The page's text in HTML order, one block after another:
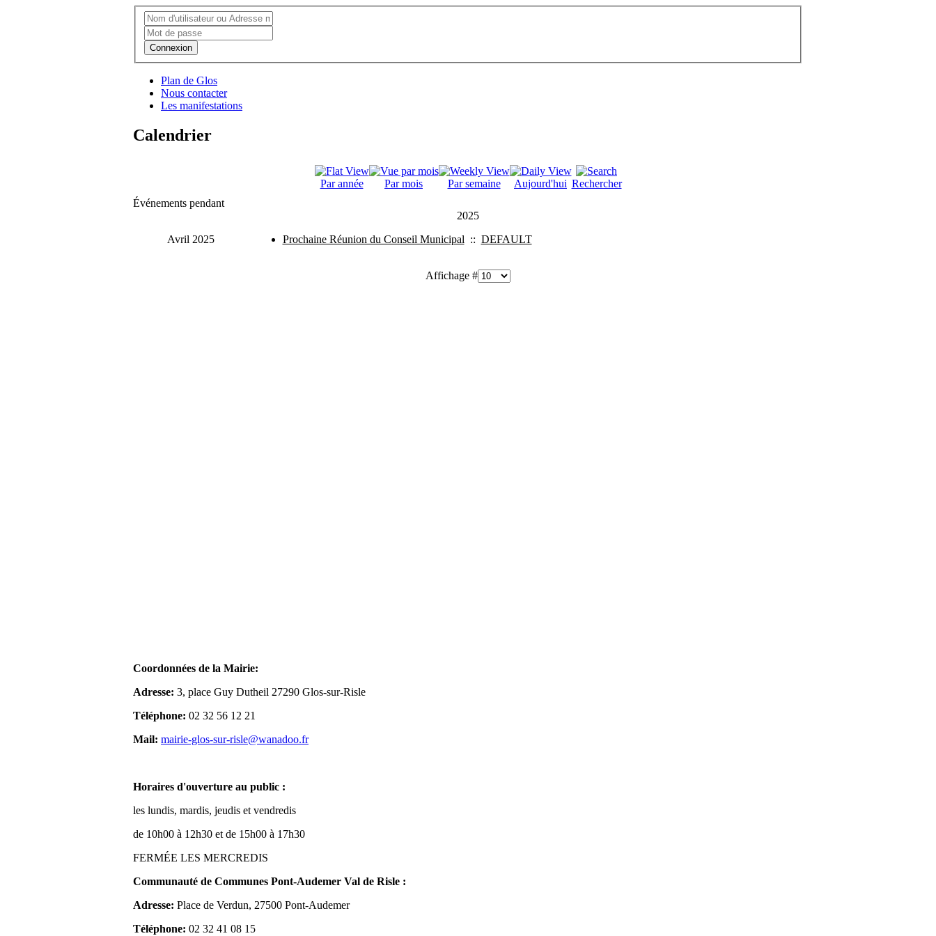
Connexion
Plan de Glos
Nous contacter
Les manifestations
Calendrier
Par année Par mois Par semaine Aujourd'hui Rechercher
Événements pendant
2025
Avril 2025
Prochaine Réunion du Conseil Municipal:: DEFAULT
Affichage #
Coordonnées de la Mairie:
Adresse: 3, place Guy Dutheil 27290 Glos-sur-Risle
Téléphone: 02 32 56 12 21
Mail: mairie-glos-sur-risle@wanadoo.fr
Horaires d'ouverture au public :
les lundis, mardis, jeudis et vendredis
de 10h00 à 12h30 et de 15h00 à 17h30
FERMÉE LES MERCREDIS
Communauté de Communes Pont-Audemer Val de Risle :
Adresse: Place de Verdun, 27500 Pont-Audemer
Téléphone: 02 32 41 08 15